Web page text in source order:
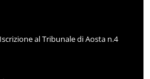
al Tribunale di Aosta n.4